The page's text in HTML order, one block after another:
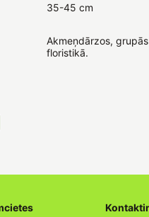
35-45 cm
Akmeņdārzos,
floristikā.